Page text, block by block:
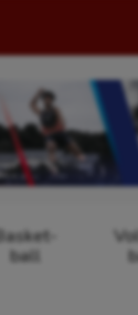
ball